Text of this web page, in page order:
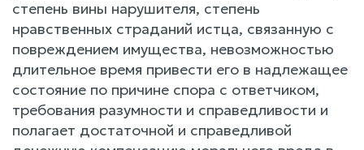
степень вины нарушителя, степень
нравственных страданий истца, связанную с
повреждением имущества, невозможностью
длительное время привести его в надлежащее
состояние по причине спора с ответчиком,
требования разумности и справедливости и
полагает достаточной и справедливой